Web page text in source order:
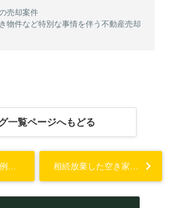
売却案件
物件など特別な事情を伴う不動産売却
一覧ページへもどる